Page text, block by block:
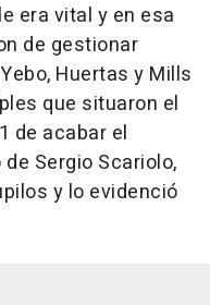
era vital y en esa
de gestionar
Huertas y Mills
que situaron el
de acabar el
Sergio Scariolo,
y lo evidenció